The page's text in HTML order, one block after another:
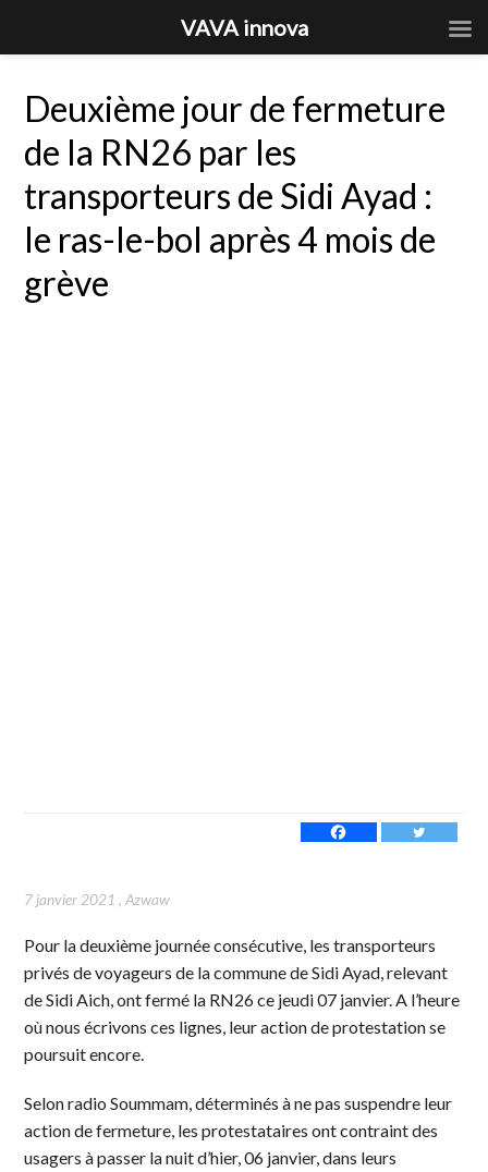
Deuxième jour de fermeture
de la RN26 par les
transporteurs de Sidi Ayad :
le ras-le-bol après 4 mois de
grève
7 janvier 2021 ,Azwaw
Pour la deuxième journée consécutive, les transporteurs
privés de voyageurs de la commune de Sidi Ayad, relevant
de Sidi Aich, ont fermé la RN26 ce jeudi 07 janvier. A l’heure
où nous écrivons ces lignes, leur action de protestation se
poursuit encore.
Selon radio Soummam, déterminés à ne pas suspendre leur
action de fermeture, les protestataires ont contraint des
usagers à passer la nuit d’hier, 06 janvier, dans leurs
VAVA innova